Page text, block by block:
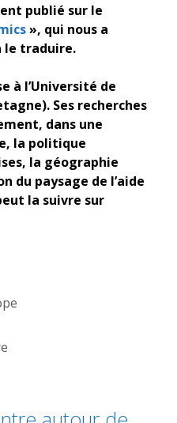
publié sur le
», qui nous a
le traduire.
à l’Université de
Ses recherches
dans une
la politique
la géographie
du paysage de l’aide
la suivre sur